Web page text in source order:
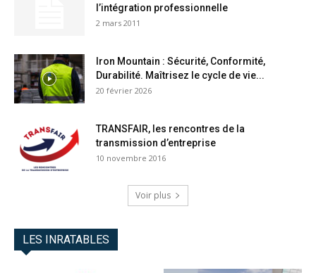
l’intégration professionnelle
2 mars 2011
Iron Mountain : Sécurité, Conformité,
Durabilité. Maîtrisez le cycle de vie...
20 février 2026
TRANSFAIR, les rencontres de la
transmission d’entreprise
10 novembre 2016
Voir plus
LES INRATABLES